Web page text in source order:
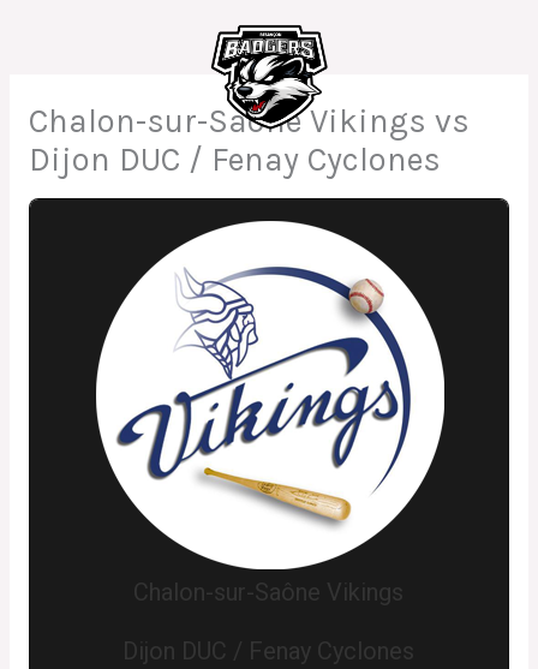
Chalon-sur-Saône Vikings vs
Dijon DUC / Fenay Cyclones
Chalon-sur-Saône Vikings
Dijon DUC / Fenay Cyclones